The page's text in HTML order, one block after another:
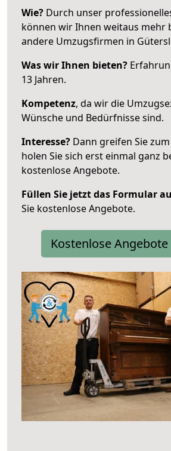
Wie? Durch unser
können wir Ihnen weitaus mehr
andere Umzugsfirmen in
Was wir Ihnen bieten?
13 Jahren.
Kompetenz, da wir die
Wünsche und Bedürfnisse sind.
Interesse? Dann greifen Sie
holen Sie sich erst einmal ganz
kostenlose Angebote.
Füllen Sie jetzt das Formular
Sie kostenlose Angebote.
Kostenlose